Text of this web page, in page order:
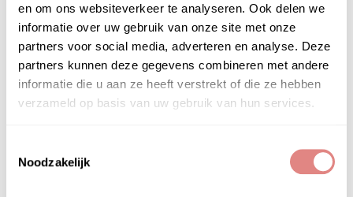
en om ons websiteverkeer te analyseren. Ook delen we
informatie over uw gebruik van onze site met onze
partners voor social media, adverteren en analyse. Deze
partners kunnen deze gegevens combineren met andere
informatie die u aan ze heeft verstrekt of die ze hebben
verzameld op basis van uw gebruik van hun services.
Noodzakelijk
PRODUCTGEBRUIK
Tweemaal per dag op een schone droge huid
sprayen en laten drogen alvorens een ander
product aangebracht wordt. Deze handige spray
is geschikt voor dagelijks gebruik op een intacte
Dagelijks gebruik na het reinigen met een